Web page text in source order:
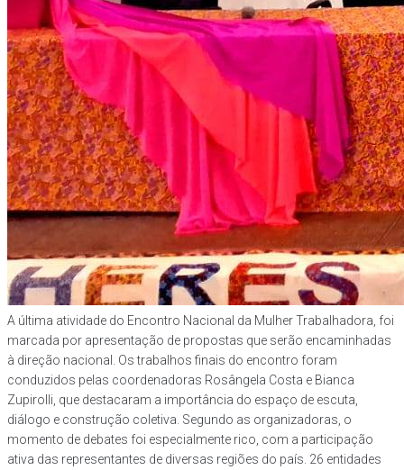
A última atividade do Encontro Nacional da Mulher Trabalhadora, foi
marcada por apresentação de propostas que serão encaminhadas
à direção nacional. Os trabalhos finais do encontro foram
conduzidos pelas coordenadoras Rosângela Costa e Bianca
Zupirolli, que destacaram a importância do espaço de escuta,
diálogo e construção coletiva. Segundo as organizadoras, o
momento de debates foi especialmente rico, com a participação
ativa das representantes de diversas regiões do país. 26 entidades